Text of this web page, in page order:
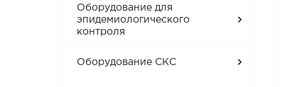
Оборудование для
эпидемиологического
контроля
Оборудование СКС